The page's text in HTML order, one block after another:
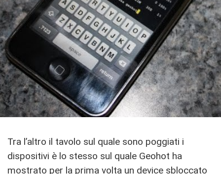
Tra l’altro il tavolo sul quale sono poggiati i
dispositivi è lo stesso sul quale Geohot ha
mostrato per la prima volta un device sbloccato